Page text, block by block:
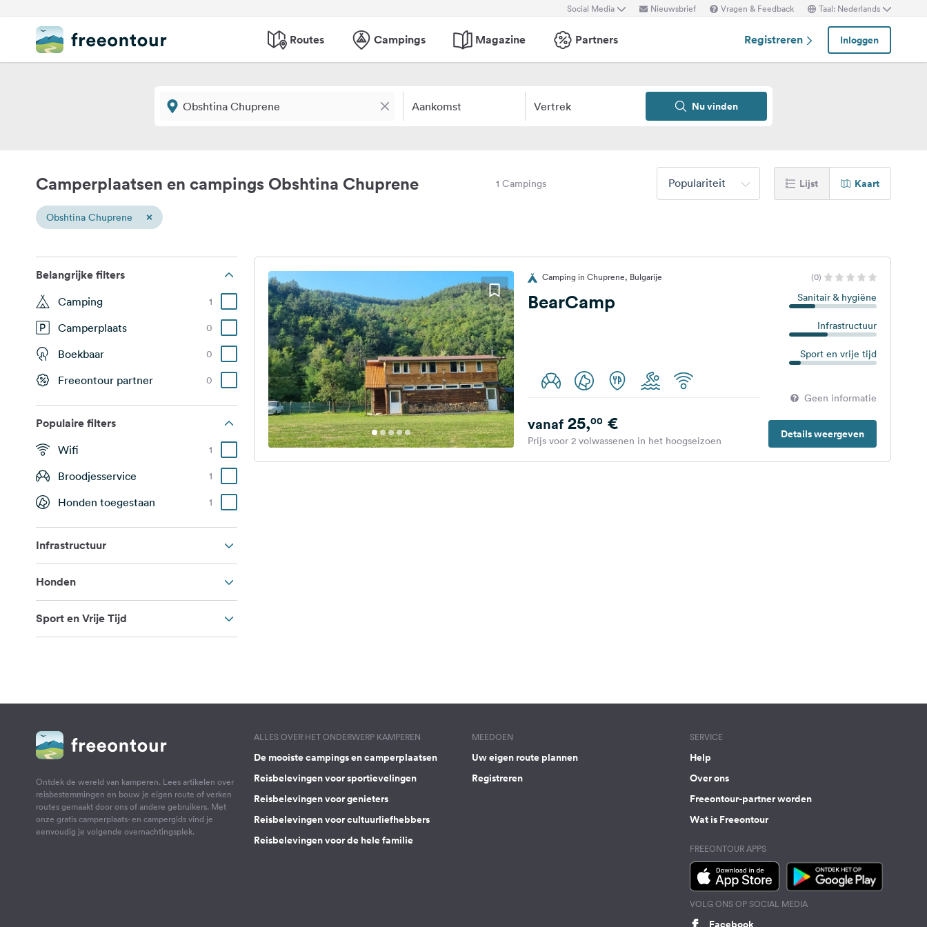
Social Media Nieuwsbrief Vragen & Feedback Taal: Nederlands
Routes Campings Magazine Partners Registreren Inloggen
Aankomst Vertrek Nu vinden
Camperplaatsen en campings Obshtina Chuprene 1 Campings Populariteit Lijst Kaart
Obshtina Chuprene ×
Belangrijke filters
Camping 1
Camperplaats 0
Boekbaar 0
Freeontour partner 0
Populaire filters
Wifi 1
Broodjesservice 1
Honden toegestaan 1
Infrastructuur
Honden
Sport en Vrije Tijd
Camping in Chuprene, Bulgarije (0)
BearCamp Sanitair & hygiëne
Infrastructuur
Sport en vrije tijd
Geen informatie
Details weergeven
vanaf25,00€
Prijs voor 2 volwassenen in het hoogseizoen
Ontdek de wereld van kamperen. Lees artikelen over
reisbestemmingen en bouw je eigen route of verken
routes gemaakt door ons of andere gebruikers. Met
onze gratis camperplaats- en campergids vind je
eenvoudig je volgende overnachtingsplek.
ALLES OVER HET ONDERWERP KAMPEREN
De mooiste campings en camperplaatsen
Reisbelevingen voor sportievelingen
Reisbelevingen voor genieters
Reisbelevingen voor cultuurliefhebbers
Reisbelevingen voor de hele familie
MEEDOEN
Uw eigen route plannen
Registreren
SERVICE
Help
Over ons
Freeontour-partner worden
Wat is Freeontour
FREEONTOUR APPS
VOLG ONS OP SOCIAL MEDIA
Facebook